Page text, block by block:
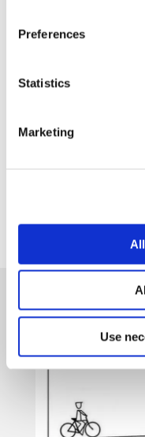
Preferences
Statistics
Marketing
Use